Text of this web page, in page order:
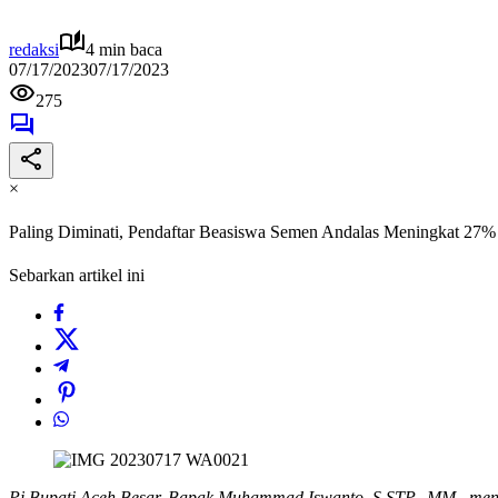
redaksi
4 min baca
07/17/202307/17/2023
275
×
Paling Diminati, Pendaftar Beasiswa Semen Andalas Meningkat 27%
Sebarkan artikel ini